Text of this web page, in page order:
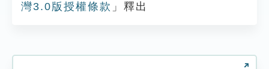
灣3.0版授權條款 」釋出